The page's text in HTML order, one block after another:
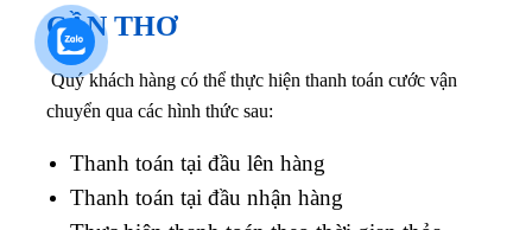
CẦN THƠ
Quý khách hàng có thể thực hiện thanh toán cước vận
chuyển qua các hình thức sau:
Thanh toán tại đầu lên hàng
Thanh toán tại đầu nhận hàng